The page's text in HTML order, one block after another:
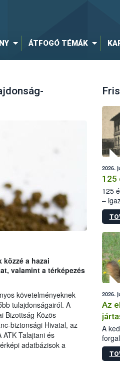
ÁTFOGÓ TÉMÁK
a hazai
valamint a térképezés
követelményeknek
tulajdonságairól. A
Bizottság Közös
biztonsági Hivatal, az
Talajtani és
adatbázisok a
2026.
125
125
–
15.
2026.
Az
A